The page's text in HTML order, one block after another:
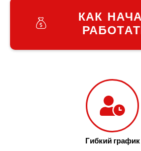
КАК
Гибкий график
Вишенки
Вишневое
Вита-Почтовая
Волчинец